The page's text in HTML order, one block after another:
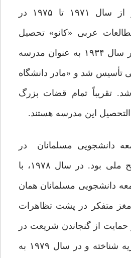
تعلیم می‌دادند. او‌ از‌ سال ۱۹۷۱ تا ۱۹۷۵ در
عربی‌ «کانو» تحصیل
کرد. این‌ مدرسه‌ در سال ۱۹۳۴ به عنوان مدرسه
تأسیس شد و «مادر‌ دانشگاه
تقریباً‌ تمام‌ قضات بزرگ‌
این مدرسه هستند.
دانشجویی مسلمانان در‌
دانشگاه‌ و در سطح ملی بود. در سال‌ ۱۹۷۸‌، با
دانشجویی مسلمانان همان‌
مغز متفکر در پشت تظاهرات
از گنجاندن شریعت در‌
قانون‌ اساسی‌ نیجریه شناخته و در سال ۱۹۷۹ به